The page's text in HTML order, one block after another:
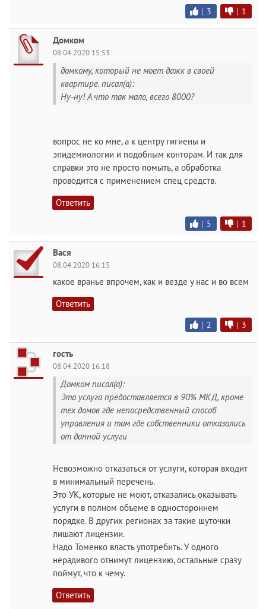
| 3 | 1
Домком
08.04.2020 15:53
домкому, который не моет дажк в своей
квартире. писал(а):
Ну-ну! А что так мало, всего 8000?
вопрос не ко мне, а к центру гигиены и
эпидемиологии и подобным конторам. И так для
справки это не просто помыть, а обработка
проводится с применением спец средств.
Ответить
| 5 | 1
Вася
08.04.2020 16:15
какое вранье впрочем, как и везде у нас и во всем
Ответить
| 2 | 3
гость
08.04.2020 16:18
Домком писал(а):
Эта услуга предоставляется в 90% МКД, кроме
тех домов где непосредственный способ
управления и там где собственники отказались
от данной услуги
Невозможно отказаться от услуги, которая входит
в минимальный перечень.
Это УК, которые не моют, отказались оказывать
услуги в полном объеме в одностороннем
порядке. В других регионах за такие шуточки
лишают лицензии.
Надо Томенко власть употребить. У одного
нерадивого отнимут лицензию, остальные сразу
поймут, что к чему.
Ответить